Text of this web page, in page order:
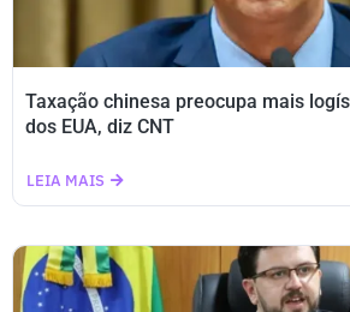
Taxação chinesa preocupa mais
dos EUA, diz CNT
LEIA MAIS